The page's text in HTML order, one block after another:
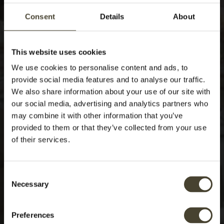
Consent Details About
This website uses cookies
We use cookies to personalise content and ads, to
provide social media features and to analyse our traffic.
We also share information about your use of our site with
our social media, advertising and analytics partners who
may combine it with other information that you’ve
provided to them or that they’ve collected from your use
of their services.
Selection
Necessary
Preferences